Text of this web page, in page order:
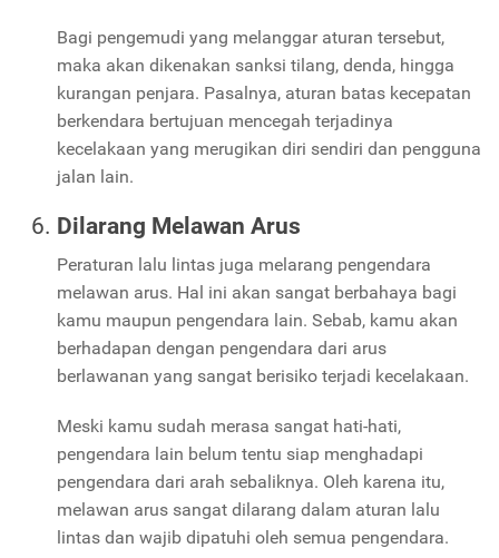
Bagi pengemudi yang melanggar aturan tersebut,
maka akan dikenakan sanksi tilang, denda, hingga
kurangan penjara. Pasalnya, aturan batas kecepatan
berkendara bertujuan mencegah terjadinya
kecelakaan yang merugikan diri sendiri dan pengguna
jalan lain.
Dilarang Melawan Arus
Peraturan lalu lintas juga melarang pengendara
melawan arus. Hal ini akan sangat berbahaya bagi
kamu maupun pengendara lain. Sebab, kamu akan
berhadapan dengan pengendara dari arus
berlawanan yang sangat berisiko terjadi kecelakaan.
Meski kamu sudah merasa sangat hati-hati,
pengendara lain belum tentu siap menghadapi
pengendara dari arah sebaliknya. Oleh karena itu,
melawan arus sangat dilarang dalam aturan lalu
lintas dan wajib dipatuhi oleh semua pengendara.